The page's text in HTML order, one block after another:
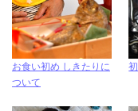
お食い初め しきたりに
ついて